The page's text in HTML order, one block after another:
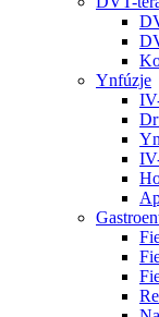
Ynfúzje